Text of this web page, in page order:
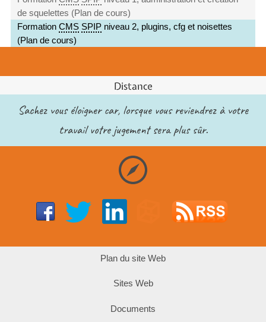
de squelettes (Plan de cours)
FormationCMS SPIP niveau 2, plugins, cfg et noisettes
(Plan de cours)
Distance
Sachez vous éloigner car, lorsque vous reviendrez à votre
travail votre jugement sera plus sûr.
Plan du site Web
Sites Web
Documents